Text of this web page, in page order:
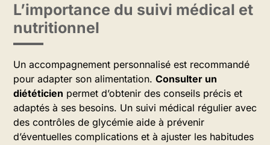
L’importance du suivi médical et
nutritionnel
Un accompagnement personnalisé est recommandé
pour adapter son alimentation. Consulter un
diététicien permet d’obtenir des conseils précis et
adaptés à ses besoins. Un suivi médical régulier avec
des contrôles de glycémie aide à prévenir
d’éventuelles complications et à ajuster les habitudes